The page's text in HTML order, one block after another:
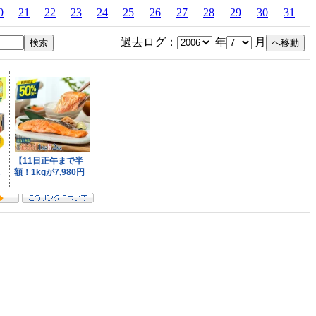
21 22 23 24 25 26 27 28 29 30 31
過去ログ： 年 月